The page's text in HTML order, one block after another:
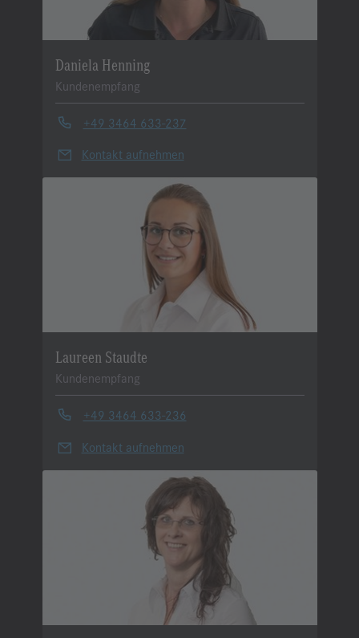
Daniela Henning
Kundenempfang
+49 3464 633-237
Kontakt aufnehmen
Laureen Staudte
Kundenempfang
+49 3464 633-236
Kontakt aufnehmen